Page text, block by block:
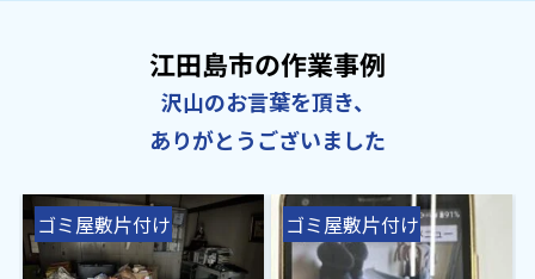
江田島市の作業事例
沢山のお言葉を頂き、
ありがとうございました
ゴミ屋敷片付け ゴミ屋敷片付け